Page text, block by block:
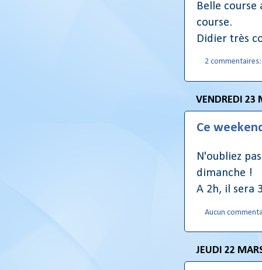
Belle course
course.
Didier très
2
VENDREDI 23
Ce
N'oubliez
dimanche !
A 2h, il sera
Aucun
JEUDI 22